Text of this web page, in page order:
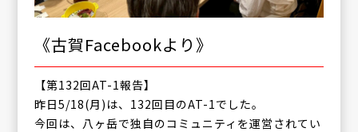
《古賀Facebookより》
【第132回AT-1報告】
昨日5/18(月)は、132回目のAT-1でした。
今回は、八ヶ岳で独自のコミュニティを運営されてい